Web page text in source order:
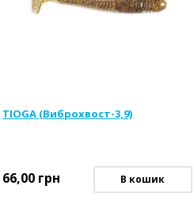
TIOGA (Виброхвост-3,9)
66,00 грн В кошик